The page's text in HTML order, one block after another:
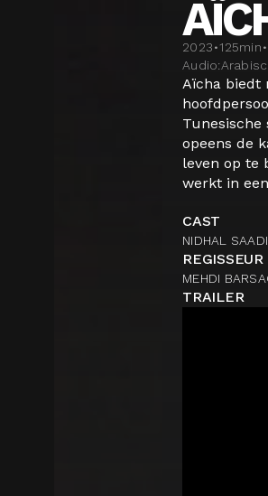
2023•125min•
Audio:
Aïcha biedt
Tunesische
opeens de
leven op te
werkt in
CAST
NIDHAL
REGISSEUR
MEHDI
TRAILER